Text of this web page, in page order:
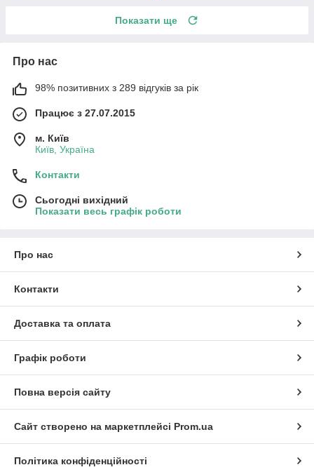
Показати ще
Про нас
98% позитивних з 289 відгуків за рік
Працює з 27.07.2015
м. Київ
Київ, Україна
Контакти
Сьогодні вихідний
Показати весь графік роботи
Про нас
Контакти
Доставка та оплата
Графік роботи
Повна версія сайту
Сайт створено на маркетплейсі Prom.ua
Політика конфіденційності